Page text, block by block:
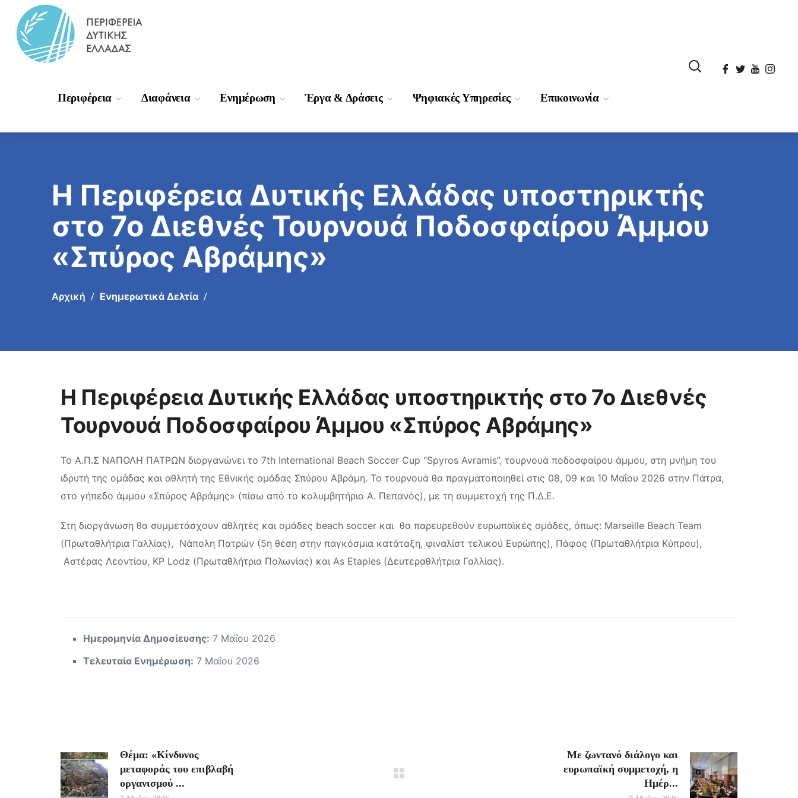
Περιφέρεια Διαφάνεια Ενημέρωση Έργα & Δράσεις Ψηφιακές Υπηρεσίες Επικοινωνία
Η Περιφέρεια Δυτικής Ελλάδας υποστηρικτής
στο 7ο Διεθνές Τουρνουά Ποδοσφαίρου Άμμου
«Σπύρος Αβράμης»
Αρχική Ενημερωτικά Δελτία
Η Περιφέρεια Δυτικής Ελλάδας υποστηρικτής στο 7ο Διεθνές
Τουρνουά Ποδοσφαίρου Άμμου «Σπύρος Αβράμης»
Το Α.Π.Σ ΝΑΠΟΛΗ ΠΑΤΡΩΝ διοργανώνει το 7th International Beach Soccer Cup “Spyros Avramis”, τουρνουά ποδοσφαίρου άμμου, στη μνήμη του
ιδρυτή της ομάδας και αθλητή της Εθνικής ομάδας Σπύρου Αβράμη. Το τουρνουά θα πραγματοποιηθεί στις 08, 09 και 10 Μαΐου 2026 στην Πάτρα,
στο γήπεδο άμμου «Σπύρος Αβράμης» (πίσω από το κολυμβητήριο Α. Πεπανός), με τη συμμετοχή της Π.Δ.Ε.
Στη διοργάνωση θα συμμετάσχουν αθλητές και ομάδες beach soccer και θα παρευρεθούν ευρωπαϊκές ομάδες, όπως: Marseille Beach Team
(Πρωταθλήτρια Γαλλίας), Νάπολη Πατρών (5η θέση στην παγκόσμια κατάταξη, φιναλίστ τελικού Ευρώπης), Πάφος (Πρωταθλήτρια Κύπρου),
Αστέρας Λεοντίου, KP Lodz (Πρωταθλήτρια Πολωνίας) και As Etaples (Δευτεραθλήτρια Γαλλίας).
Ημερομηνία Δημοσίευσης: 7 Μαΐου 2026
Τελευταία Ενημέρωση: 7 Μαΐου 2026
Θέμα: «Κίνδυνος
μεταφοράς του επιβλαβή
οργανισμού ...
Με ζωντανό διάλογο και
ευρωπαϊκή συμμετοχή, η
Ημέρ...